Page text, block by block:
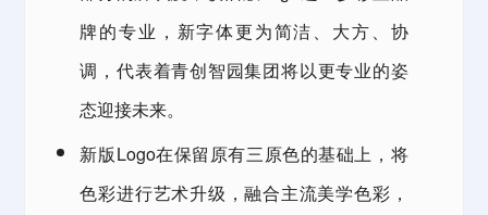
牌的专业，新字体更为简洁、大方、协
调，代表着青创智园集团将以更专业的姿
态迎接未来。
新版Logo在保留原有三原色的基础上，将
色彩进行艺术升级，融合主流美学色彩，